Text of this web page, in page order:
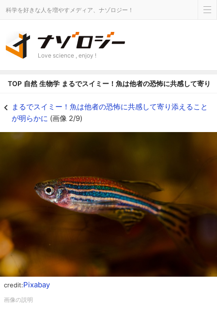
科学を好きな人を増やすメディア、ナゾロジー！
Love science , enjoy !
TOP 自然 生物学 まるでスイミー！魚は他者の恐怖に共感して寄り
まるでスイミー！魚は他者の恐怖に共感して寄り添えること
が明らかに (画像 2/9)
credit:Pixabay